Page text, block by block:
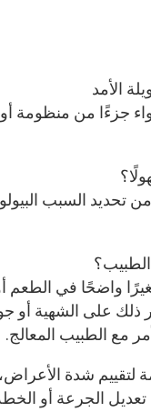
الأمد
جزءًا من منظومة
تحديد السبب
واضحًا في الطعم
ذلك على الشهية أو
مع الطبيب المعالج.
لتقييم شدة
الجرعة أو